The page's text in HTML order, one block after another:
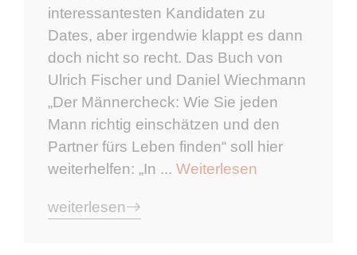
interessantesten Kandidaten zu
Dates, aber irgendwie klappt es dann
doch nicht so recht. Das Buch von
Ulrich Fischer und Daniel Wiechmann
„Der Männercheck: Wie Sie jeden
Mann richtig einschätzen und den
Partner fürs Leben finden“ soll hier
weiterhelfen: „In ... Weiterlesen
weiterlesen